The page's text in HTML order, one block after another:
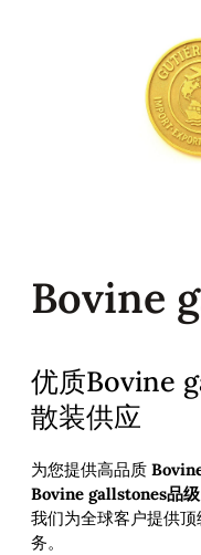
Bovine
优质Bovine
散装供应
为您提供高品质
Bovine gallstones品
我们为全球客户提供顶
务。